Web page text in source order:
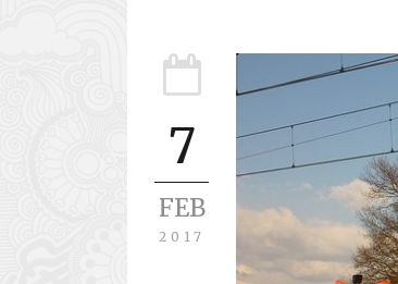
7
FEB
2017